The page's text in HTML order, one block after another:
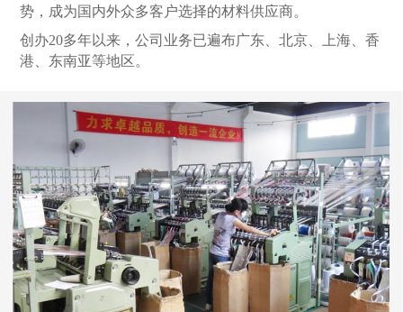
势，成为国内外众多客户选择的材料供应商。
创办20多年以来，公司业务已遍布广东、北京、上海、香
港、东南亚等地区。